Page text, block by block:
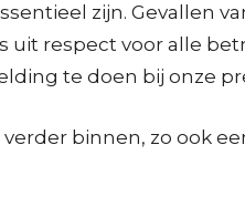
zijn. Gevallen
uit respect voor alle
te doen bij onze
binnen, zo ook